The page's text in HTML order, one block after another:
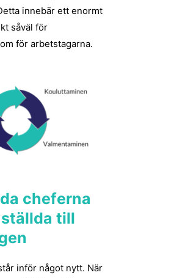
innebär ett enormt
såväl för
för arbetstagarna.
cheferna
till
inför något nytt. När